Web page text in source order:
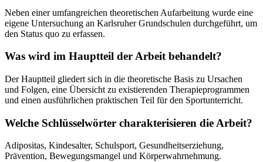
Neben einer umfangreichen theoretischen Aufarbeitung wurde eine
eigene Untersuchung an Karlsruher Grundschulen durchgeführt, um
den Status quo zu erfassen.
Was wird im Hauptteil der Arbeit behandelt?
Der Hauptteil gliedert sich in die theoretische Basis zu Ursachen
und Folgen, eine Übersicht zu existierenden Therapieprogrammen
und einen ausführlichen praktischen Teil für den Sportunterricht.
Welche Schlüsselwörter charakterisieren die Arbeit?
Adipositas, Kindesalter, Schulsport, Gesundheitserziehung,
Prävention, Bewegungsmangel und Körperwahrnehmung.